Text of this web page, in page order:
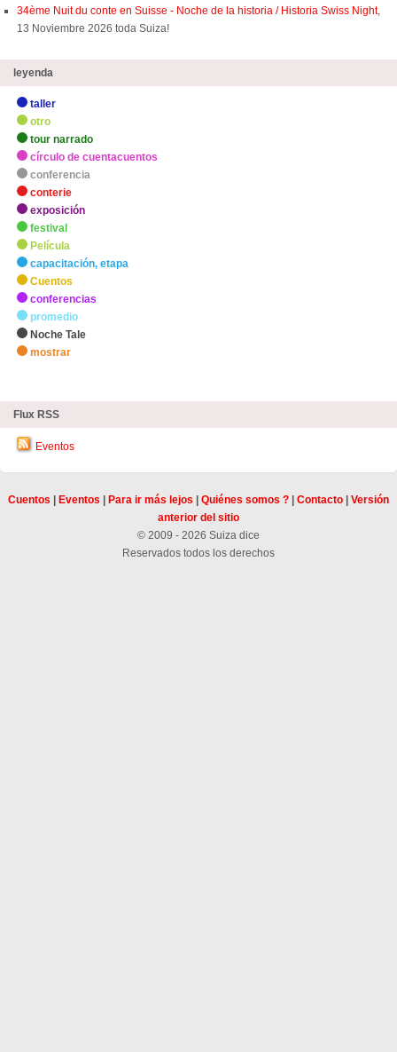
34ème Nuit du conte en Suisse - Noche de la historia / Historia Swiss Night,
13 Noviembre 2026 toda Suiza!
leyenda
taller
otro
tour narrado
círculo de cuentacuentos
conferencia
conterie
exposición
festival
Película
capacitación, etapa
Cuentos
conferencias
promedio
Noche Tale
mostrar
Flux RSS
Eventos
Cuentos Eventos Para ir más lejos Quiénes somos ? Contacto
Versión
anterior del sitio
© 2009 - 2026 Suiza dice
Reservados todos los derechos